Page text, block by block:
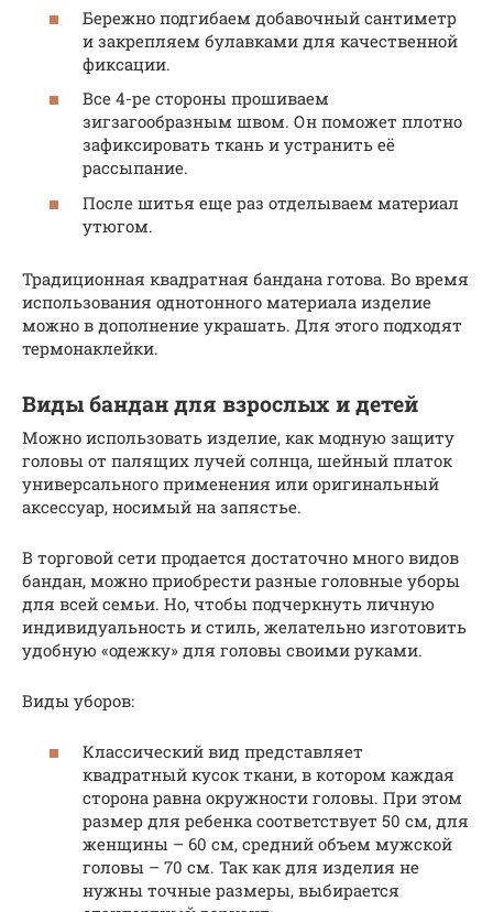
Бережно подгибаем добавочный сантиметр
и закрепляем булавками для качественной
фиксации.
Все 4-ре стороны прошиваем
зигзагообразным швом. Он поможет плотно
зафиксировать ткань и устранить её
рассыпание.
После шитья еще раз отделываем материал
утюгом.
Традиционная квадратная бандана готова. Во время
использования однотонного материала изделие
можно в дополнение украшать. Для этого подходят
термонаклейки.
Виды бандан для взрослых и детей
Можно использовать изделие, как модную защиту
головы от палящих лучей солнца, шейный платок
универсального применения или оригинальный
аксессуар, носимый на запястье.
В торговой сети продается достаточно много видов
бандан, можно приобрести разные головные уборы
для всей семьи. Но, чтобы подчеркнуть личную
индивидуальность и стиль, желательно изготовить
удобную «одежку» для головы своими руками.
Виды уборов:
Классический вид представляет
квадратный кусок ткани, в котором каждая
сторона равна окружности головы. При этом
размер для ребенка соответствует 50 см, для
женщины – 60 см, средний объем мужской
головы – 70 см. Так как для изделия не
нужны точные размеры, выбирается